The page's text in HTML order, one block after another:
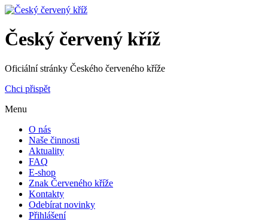
Český červený kříž
Oficiální stránky Českého červeného kříže
Chci přispět
Menu
O nás
Naše činnosti
Aktuality
FAQ
E-shop
Znak Červeného kříže
Kontakty
Odebírat novinky
Přihlášení